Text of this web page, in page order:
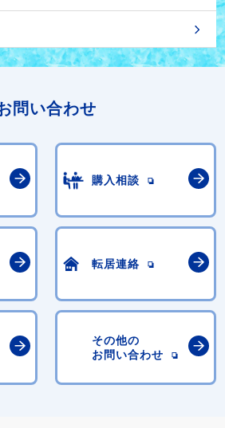
問い合わせ
購入相談
転居連絡
その他の
お問い合わせ